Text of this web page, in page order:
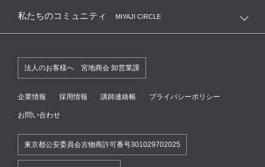
私たちのコミュニティ MIYAJI CIRCLE
法人のお客様へ 宮地商会 卸営業課
企業情報 採用情報 講師連絡帳 プライバシーポリシー
お問い合わせ
東京都公安委員会古物商許可番号301029702025